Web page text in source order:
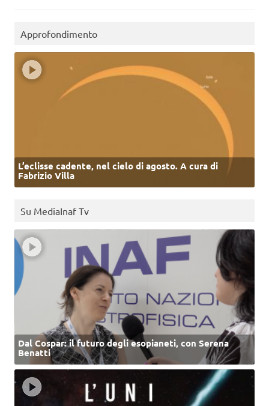
Approfondimento
L’eclisse cadente, nel cielo di agosto. A cura di
Fabrizio Villa
Su MediaInaf Tv
Dal Cospar: il futuro degli esopianeti, con Serena
Benatti